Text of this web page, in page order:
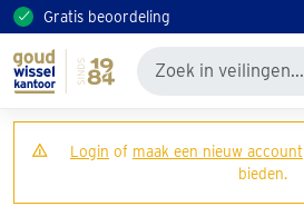
Gratis beoordeling
Login of maak een nieuw account
bieden.